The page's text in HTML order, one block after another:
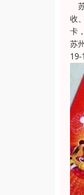
收
卡
苏
19-